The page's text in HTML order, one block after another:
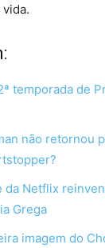
temporada de
não retornou
da Netflix
Grega
imagem do